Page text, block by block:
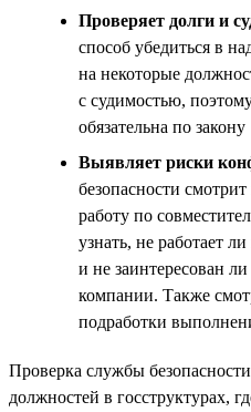
Проверяет долги и
способ убедиться в
на некоторые
с судимостью,
обязательна по закону
Выявляет риски
безопасности
работу по
узнать, не работает
и не заинтересован
компании. Также
подработки
Проверка службы
должностей в госструктурах,